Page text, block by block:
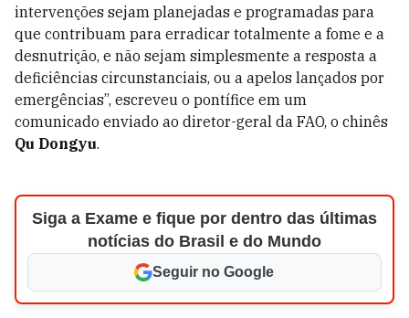
intervenções sejam planejadas e programadas para
que contribuam para erradicar totalmente a fome e a
desnutrição, e não sejam simplesmente a resposta a
deficiências circunstanciais, ou a apelos lançados por
emergências”, escreveu o pontífice em um
comunicado enviado ao diretor-geral da FAO, o chinês
Qu Dongyu.
Siga a Exame e fique por dentro das últimas
notícias do Brasil e do Mundo
Seguir no Google